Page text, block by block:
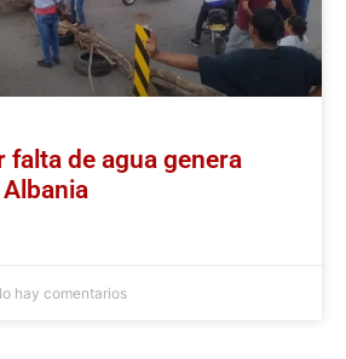
falta de agua genera
hay comentarios